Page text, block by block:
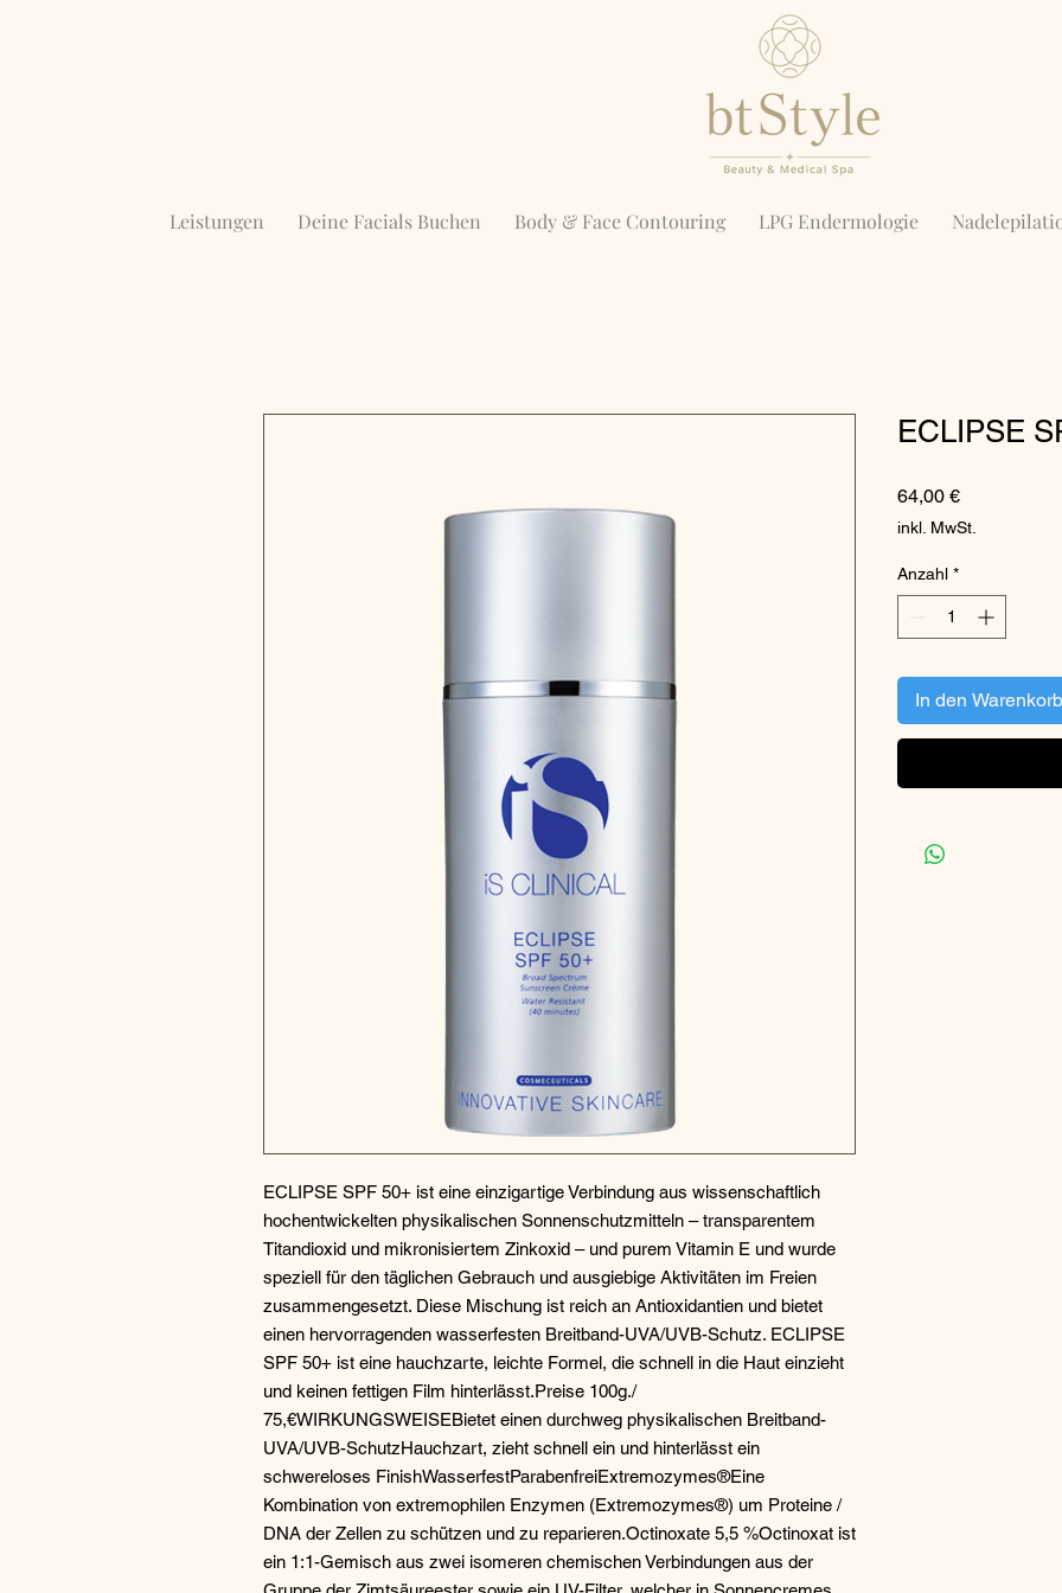
Leistungen Deine Facials Buchen Body & Face Contouring LPG Endermologie
ECLIPSE SPF 50+ ist eine einzigartige Verbindung aus wissenschaftlich
hochentwickelten physikalischen Sonnenschutzmitteln – transparentem
Titandioxid und mikronisiertem Zinkoxid – und purem Vitamin E und wurde
speziell für den täglichen Gebrauch und ausgiebige Aktivitäten im Freien
zusammengesetzt. Diese Mischung ist reich an Antioxidantien und bietet
einen hervorragenden wasserfesten Breitband-UVA/UVB-Schutz. ECLIPSE
SPF 50+ ist eine hauchzarte, leichte Formel, die schnell in die Haut einzieht
und keinen fettigen Film hinterlässt.Preise 100g./
75,€WIRKUNGSWEISEBietet einen durchweg physikalischen Breitband-
UVA/UVB-SchutzHauchzart, zieht schnell ein und hinterlässt ein
schwereloses FinishWasserfestParabenfreiExtremozymes®Eine
Kombination von extremophilen Enzymen (Extremozymes®) um Proteine /
DNA der Zellen zu schützen und zu reparieren.Octinoxate 5,5 %Octinoxat ist
ein 1:1-Gemisch aus zwei isomeren chemischen Verbindungen aus der
ECLIPSE
64,00 €Preis
inkl. MwSt.
Anzahl *
In den Warenkorb